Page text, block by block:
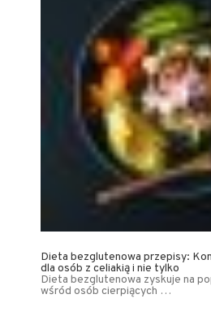
Dieta bezglutenowa przepisy:
dla osób z celiakią i nie tylko
Dieta bezglutenowa zyskuje na
wśród osób cierpiących …